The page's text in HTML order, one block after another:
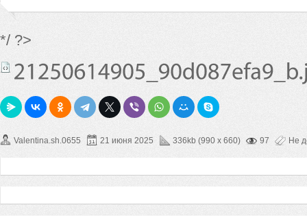
*/ ?>
Valentina.sh.0655 21 июня 2025 336kb (990 x 660) 97 Не